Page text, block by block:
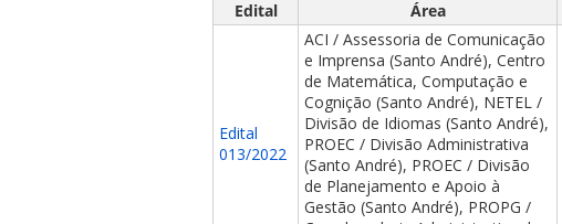
Edital Área
Edital
013/2022
ACI / Assessoria de Comunicação
e Imprensa (Santo André), Centro
de Matemática, Computação e
Cognição (Santo André), NETEL /
Divisão de Idiomas (Santo André),
PROEC / Divisão Administrativa
(Santo André), PROEC / Divisão
de Planejamento e Apoio à
Gestão (Santo André), PROPG /